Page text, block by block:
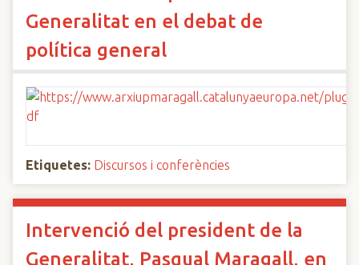
Generalitat en el debat de
política general
Etiquetes: Discursos i conferències
Intervenció del president de la
Generalitat, Pasqual Maragall, en